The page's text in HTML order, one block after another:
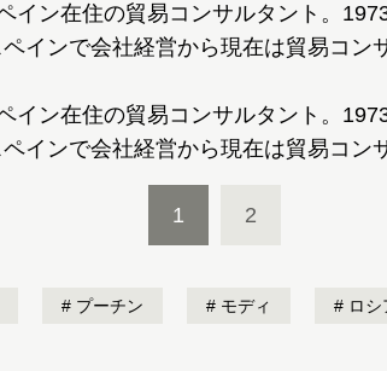
イン在住の貿易コンサルタント。
インで会社経営から現在は貿易コン
イン在住の貿易コンサルタント。
インで会社経営から現在は貿易コン
1 2
プーチン モディ ロシ